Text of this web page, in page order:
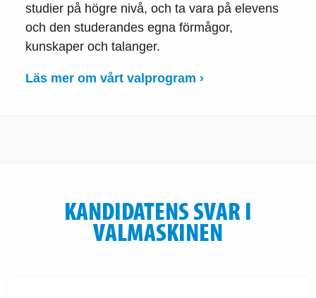
studier på högre nivå, och ta vara på elevens
och den studerandes egna förmågor,
kunskaper och talanger.
Läs mer om vårt valprogram ›
KANDIDATENS SVAR I
VALMASKINEN